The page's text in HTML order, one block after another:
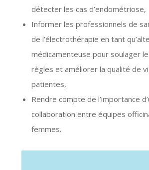
détecter les cas d’endométriose,
Informer les professionnels de
de l’électrothérapie en tant
médicamenteuse pour soulager
règles et améliorer la qualité de
patientes,
Rendre compte de l’importance
collaboration entre équipes
femmes.